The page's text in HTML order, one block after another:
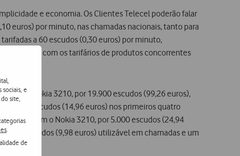
sociais, e
site,
de
e economia. Os Clientes Telecel poderão falar
euros) por minuto, nas chamadas nacionais, tanto para
a 60 escudos (0,30 euros) por minuto,
com os tarifários de produtos concorrentes
com o Nokia 3210, por 19.900 escudos (99,26 euros),
3.000 escudos (14,96 euros) nos primeiros quatro
com o Nokia 3210, por 5.000 escudos (24,94
escudos (9,98 euros) utilizável em chamadas e um